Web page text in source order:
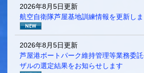
2026年8月5日更新
航空自衛隊芦屋基地訓練情報を更新し
2026年8月5日更新
芦屋港ボートパーク維持管理等業務委
ザルの選定結果をお知らせします